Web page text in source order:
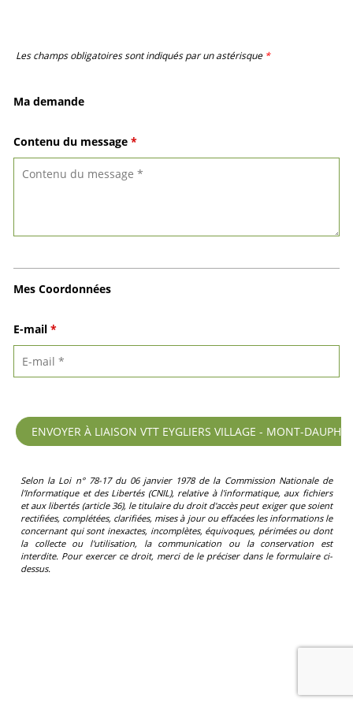
Les champs obligatoires sont indiqués par un astérisque *
Ma demande
Contenu du message *
Mes Coordonnées
E-mail *
Selon la Loi n° 78-17 du 06 janvier 1978 de la Commission Nationale de
l'Informatique et des Libertés (CNIL), relative à l'informatique, aux fichiers
et aux libertés (article 36), le titulaire du droit d'accès peut exiger que soient
rectifiées, complétées, clarifiées, mises à jour ou effacées les informations le
concernant qui sont inexactes, incomplètes, équivoques, périmées ou dont
la collecte ou l'utilisation, la communication ou la conservation est
interdite. Pour exercer ce droit, merci de le préciser dans le formulaire ci-
dessus.